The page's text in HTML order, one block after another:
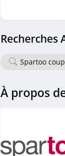
Recherches
Spartoo
À propos